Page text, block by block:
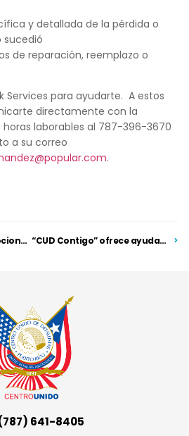
y detallada de la pérdida o
sucedió
de reparación, reemplazo o
Services para ayudarte. A estos
directamente con la
laborables al 787-396-3670
a su correo
.
CUD brinda apoyo emocional a socios y empresarios alrededor de la Isla “CUD Contigo” ofrece ayuda directa a comerciantes en Cabo Rojo
641-8405